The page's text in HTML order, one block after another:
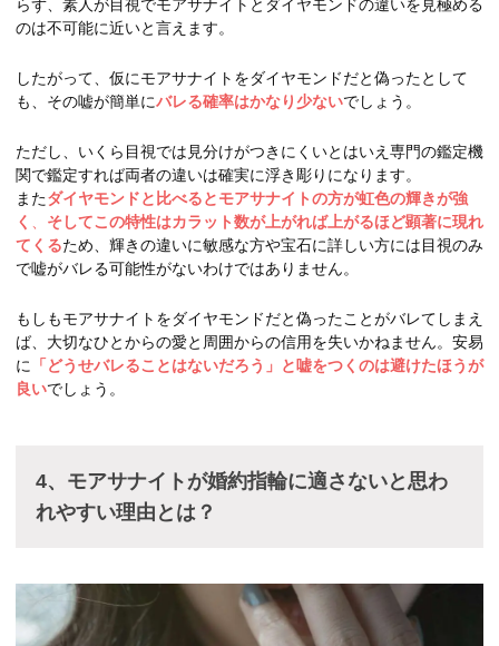
らず、素人が目視でモアサナイトとダイヤモンドの違いを見極める
のは不可能に近いと言えます。
したがって、仮にモアサナイトをダイヤモンドだと偽ったとして
も、その嘘が簡単にバレる確率はかなり少ないでしょう。
ただし、いくら目視では見分けがつきにくいとはいえ専門の鑑定機
関で鑑定すれば両者の違いは確実に浮き彫りになります。
またダイヤモンドと比べるとモアサナイトの方が虹色の輝きが強
く
そしてこの特性はカラット数が上がれば上がるほど顕著に現れ
てくるため、輝きの違いに敏感な方や宝石に詳しい方には目視のみ
で嘘がバレる可能性がないわけではありません。
もしもモアサナイトをダイヤモンドだと偽ったことがバレてしまえ
ば、大切なひとからの愛と周囲からの信用を失いかねません。安易
に
「どうせバレることはないだろう」と嘘をつくのは避けたほうが
良いでしょう。
4、モアサナイトが婚約指輪に適さないと思わ
れやすい理由とは？